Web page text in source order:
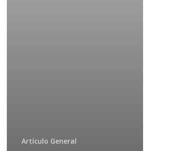
Artículo General